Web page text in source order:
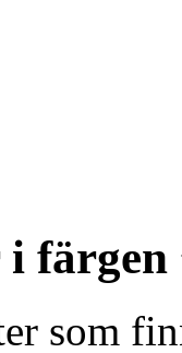
färgen
som